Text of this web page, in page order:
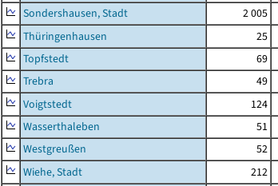
Sondershausen, Stadt
2 005
Thüringenhausen
25
Topfstedt
69
Trebra
49
Voigtstedt
124
Wasserthaleben
51
Westgreußen
52
Wiehe, Stadt
212